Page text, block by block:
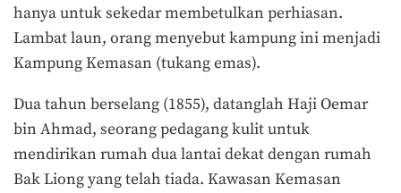
hanya untuk sekedar membetulkan perhiasan.
Lambat laun, orang menyebut kampung ini menjadi
Kampung Kemasan (tukang emas).
Dua tahun berselang (1855), datanglah Haji Oemar
bin Ahmad, seorang pedagang kulit untuk
mendirikan rumah dua lantai dekat dengan rumah
Bak Liong yang telah tiada. Kawasan Kemasan